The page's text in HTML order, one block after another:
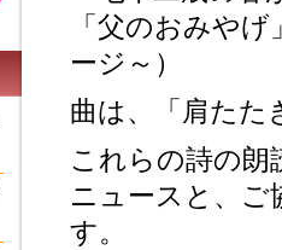
「父のおみや
ージ～）
曲は、「肩たた
これらの詩の朗
ニュースと、ご
す。